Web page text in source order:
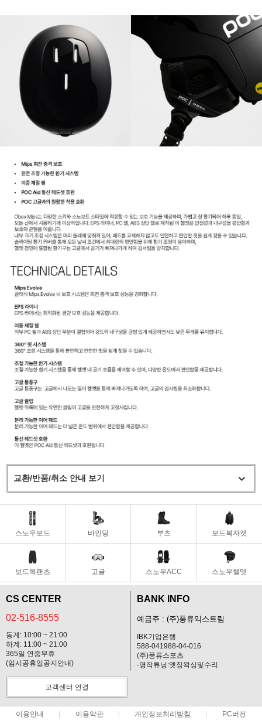
교환/반품/취소 안내 보기
스노우보드 바인딩 부츠 보드복자켓
보드복팬츠 고글 스노우ACC 스노우헬멧
CS CENTER
02-516-8555
동계: 10:00 ~ 21:00
하계: 11:00 ~ 21:00
365일 연중무휴
(임시공휴일공지안내)
BANK INFO
예금주 : (주)풍류익스트림
IBK기업은행
588-041988-04-016
(주)풍류스포츠
-명작튜닝:엣징왁싱및수리
고객센터 연결
이용안내 이용약관 개인정보처리방침 PC버전